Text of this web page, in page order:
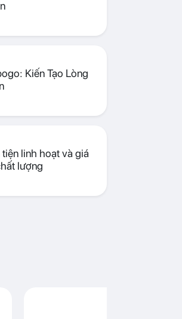
Kiến Tạo Lòng
linh hoạt và giá
lượng